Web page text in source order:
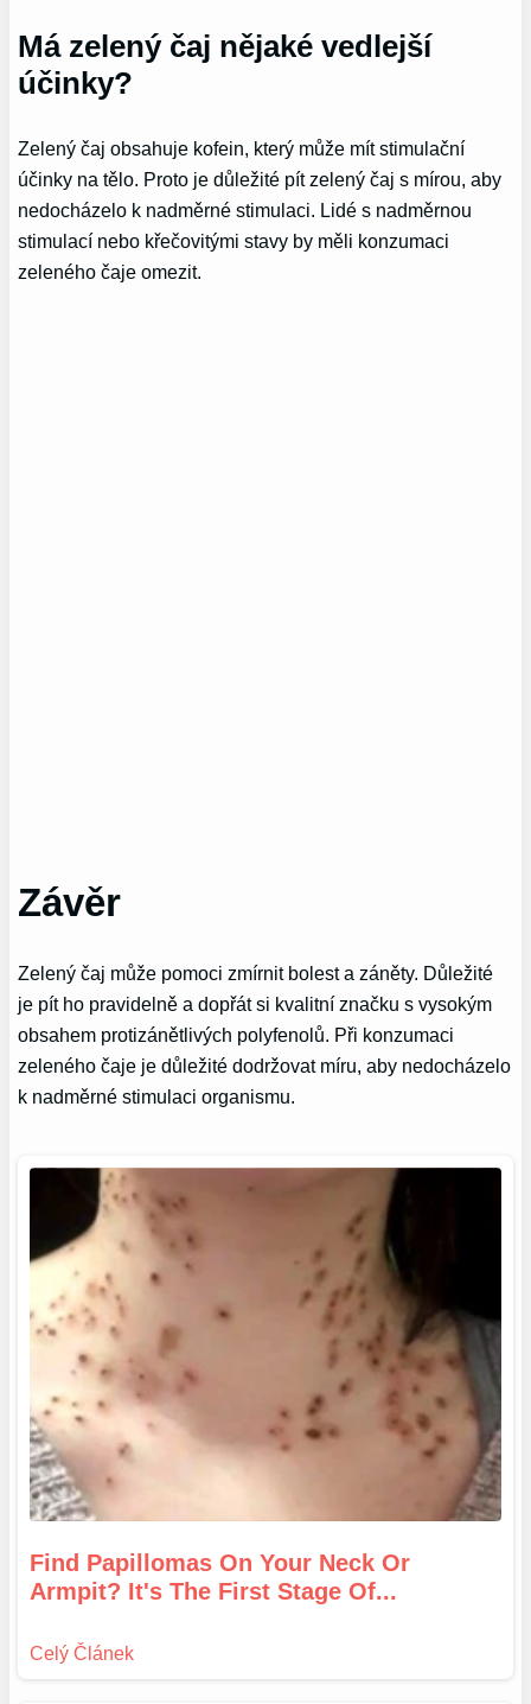
Má zelený čaj nějaké vedlejší
účinky?
Zelený čaj obsahuje kofein, který může mít stimulační
účinky na tělo. Proto je důležité pít zelený čaj s mírou, aby
nedocházelo k nadměrné stimulaci. Lidé s nadměrnou
stimulací nebo křečovitými stavy by měli konzumaci
zeleného čaje omezit.
Závěr
Zelený čaj může pomoci zmírnit bolest a záněty. Důležité
je pít ho pravidelně a dopřát si kvalitní značku s vysokým
obsahem protizánětlivých polyfenolů. Při konzumaci
zeleného čaje je důležité dodržovat míru, aby nedocházelo
k nadměrné stimulaci organismu.
Find Papillomas On Your Neck Or
Armpit? It's The First Stage Of...